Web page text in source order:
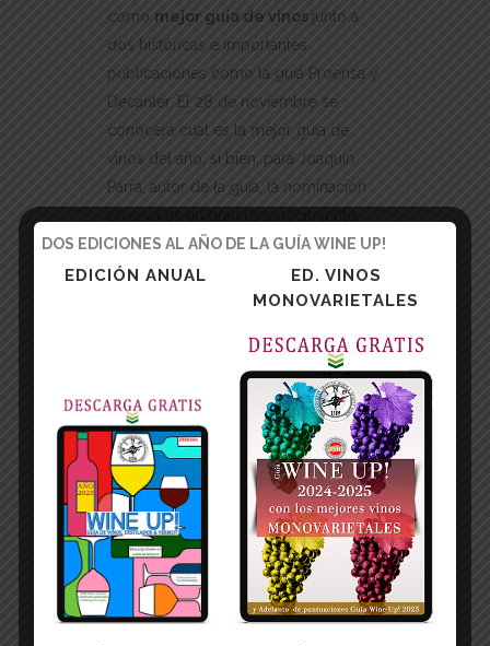
como mejor guía de vinos junto a
dos históricas e importantes
publicaciones como la guía Proensa y
Decanter. El 28 de noviembre se
conocerá cual es la mejor guía de
vinos del año, si bien, para Joaquín
Parra, autor de la guía, la nominación
Wine Up! no está vinculado a ningún
canal de venta, lo que garantiza su
completa independencia, además, el
para asegurar una
valoración justa sin dependencia de
marcas o regiones.
La guía es un libro electrónico de
distribución gratuita y libre (sin
registros), de esta forma permite para
llegar a todo aquel que desea hacer
una consulta avalada por
profesionales del vino pero que no
está dispuesto a pagar por una guía en
DOS EDICIONES AL AÑO DE LA GUÍA WINE UP!
EDICIÓN ANUAL
ED. VINOS
MONOVARIETALES